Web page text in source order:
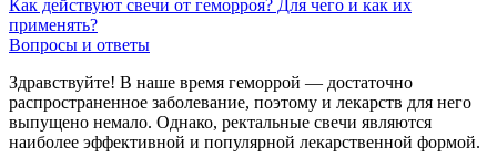
Как действуют свечи от геморроя? Для чего и как их
применять?
Вопросы и ответы
Здравствуйте! В наше время геморрой — достаточно
распространенное заболевание, поэтому и лекарств для него
выпущено немало. Однако, ректальные свечи являются
наиболее эффективной и популярной лекарственной формой.